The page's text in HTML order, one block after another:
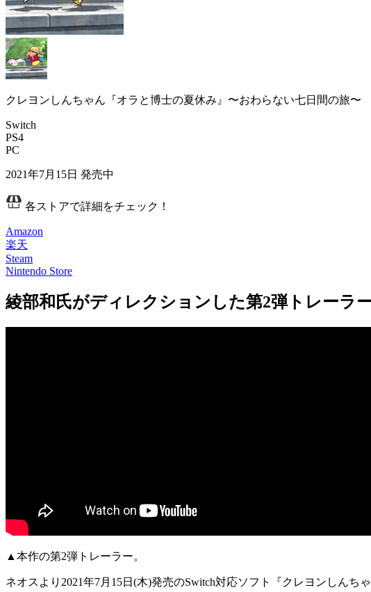
クレヨンしんちゃん『オラと博士の夏休み』〜おわらない七日間の旅〜
Switch
PS4
PC
2021年7月15日 発売中
各ストアで詳細をチェック！
Amazon
楽天
Steam
Nintendo Store
綾部和氏がディレクションした第2弾トレーラ
▲本作の第2弾トレーラー。
ネオスより2021年7月15日(木)発売のSwitch対応ソフト『クレヨンしん